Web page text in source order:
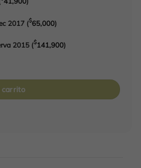
2017 ($65,000)
2015 ($141,900)
carrito